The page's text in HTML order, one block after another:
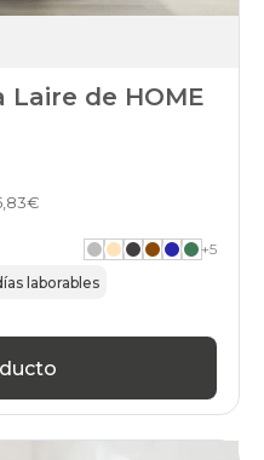
de HOME
+5
laborables